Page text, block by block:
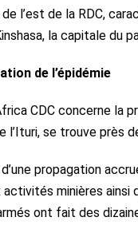
l’est de la RDC,
la capitale du
de l’épidémie
CDC concerne
l’Ituri, se trouve près
propagation
minières ainsi
ont fait des